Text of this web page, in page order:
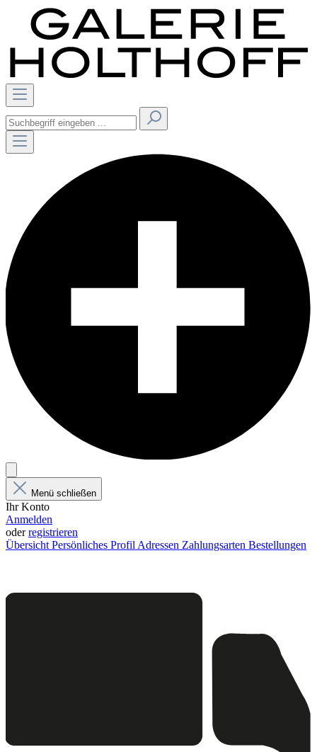
Menü schließen
Ihr Konto
Anmelden
oderregistrieren
Übersicht Persönliches Profil Adressen Zahlungsarten Bestellungen